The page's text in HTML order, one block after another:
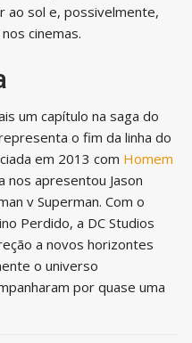
ao sol e, possivelmente,
cinemas.
um capítulo na saga do
o fim da linha do
em 2013 com Homem
nos apresentou Jason
v Superman. Com o
Perdido, a DC Studios
a novos horizontes
o universo
por quase uma